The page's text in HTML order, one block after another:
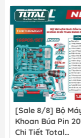
Lưỡi cắt kim
1.530.000₫
[Sale 8/8] Bộ
Khoan Búa Pin
Chi Tiết Total